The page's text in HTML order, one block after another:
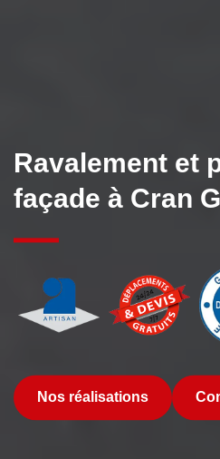
Ravalement et
façade à Cran
Nos réalisations